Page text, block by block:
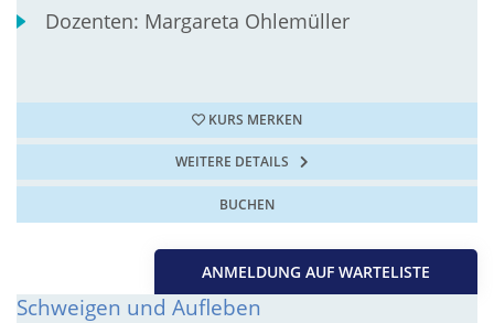
Dozenten: Margareta Ohlemüller
KURS MERKEN
WEITERE DETAILS
BUCHEN
ANMELDUNG AUF WARTELISTE
Schweigen und Aufleben